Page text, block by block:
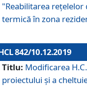
"Reabilitarea
termică în zona
842/10.12.2019
Titlu: Modificarea
proiectului și a